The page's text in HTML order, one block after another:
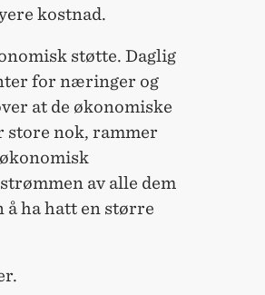
kostnad.
støtte. Daglig
for næringer og
at de økonomiske
store nok, rammer
av alle dem
å ha hatt en større